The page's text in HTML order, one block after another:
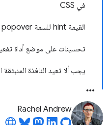
في CSS
القيمة hint للسمة popover
تحسينات على موضع أداة تفعيل
يجب ألا تعيد النافذة المنبثقة
Rachel Andrew